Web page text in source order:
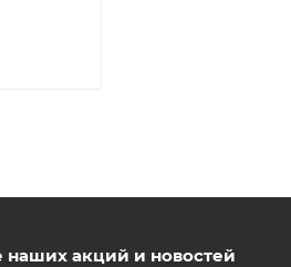
наших акций и новостей